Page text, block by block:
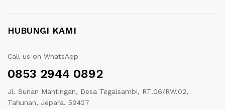
HUBUNGI KAMI
Call us on WhatsApp
0853 2944 0892
Jl. Sunan Mantingan, Desa Tegalsambi, RT.06/RW.02,
Tahunan, Jepara. 59427